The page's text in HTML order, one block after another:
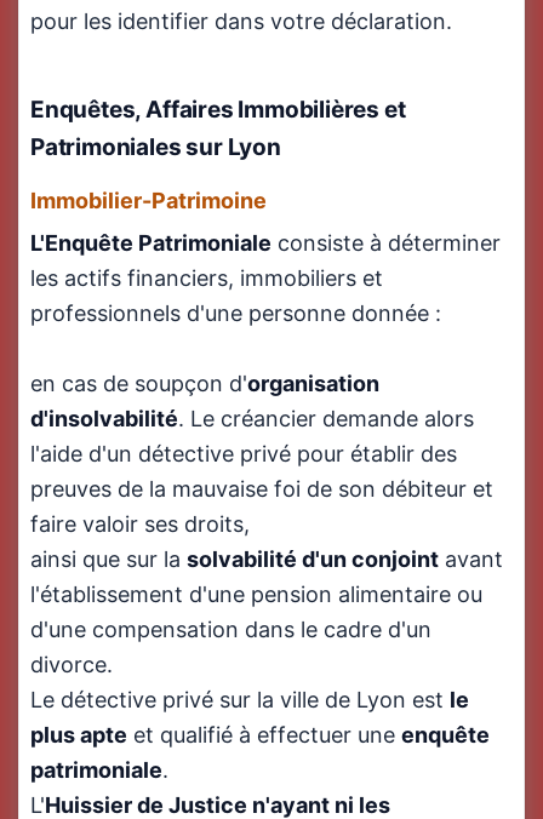
pour les identifier dans votre déclaration.
Enquêtes, Affaires Immobilières et
Patrimoniales sur Lyon
Immobilier-Patrimoine
L'Enquête Patrimoniale consiste à déterminer
les actifs financiers, immobiliers et
professionnels d'une personne donnée :
en cas de soupçon d'organisation
d'insolvabilité. Le créancier demande alors
l'aide d'un détective privé pour établir des
preuves de la mauvaise foi de son débiteur et
faire valoir ses droits,
ainsi que sur la solvabilité d'un conjoint avant
l'établissement d'une pension alimentaire ou
d'une compensation dans le cadre d'un
divorce.
Le détective privé sur la ville de Lyon est le
plus apte et qualifié à effectuer une enquête
patrimoniale.
L'Huissier de Justice n'ayant ni les